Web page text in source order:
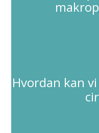
Hvordan kan